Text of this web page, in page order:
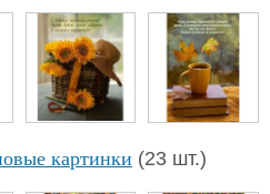
картинки (23 шт.)